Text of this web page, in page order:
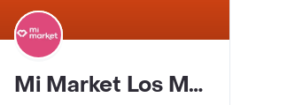
Mi Market Los Militares